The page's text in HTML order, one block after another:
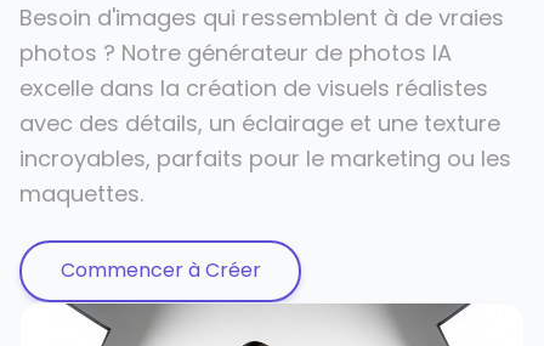
Besoin d'images qui ressemblent à de vraies
photos ? Notre générateur de photos IA
excelle dans la création de visuels réalistes
avec des détails, un éclairage et une texture
incroyables, parfaits pour le marketing ou les
maquettes.
Commencer à Créer